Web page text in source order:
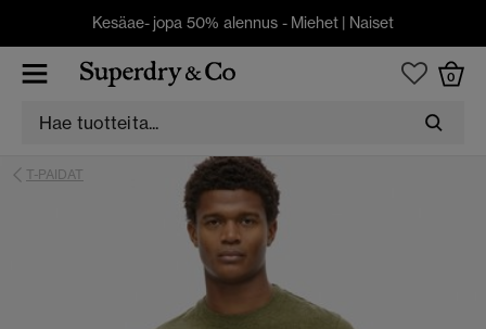
Kesäae- jopa 50% alennus - Miehet | Naiset
0
T-PAIDAT